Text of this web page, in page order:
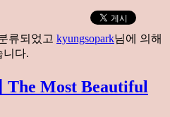
류되었고 kyungsopark님에 의해
니다.
The Most Beautiful